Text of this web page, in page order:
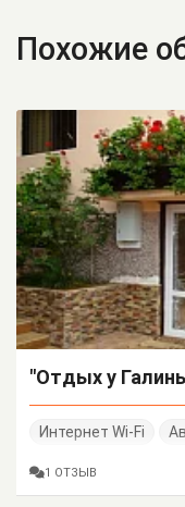
Похожие
"Отдых у
Интернет Wi-Fi
1 ОТЗЫВ